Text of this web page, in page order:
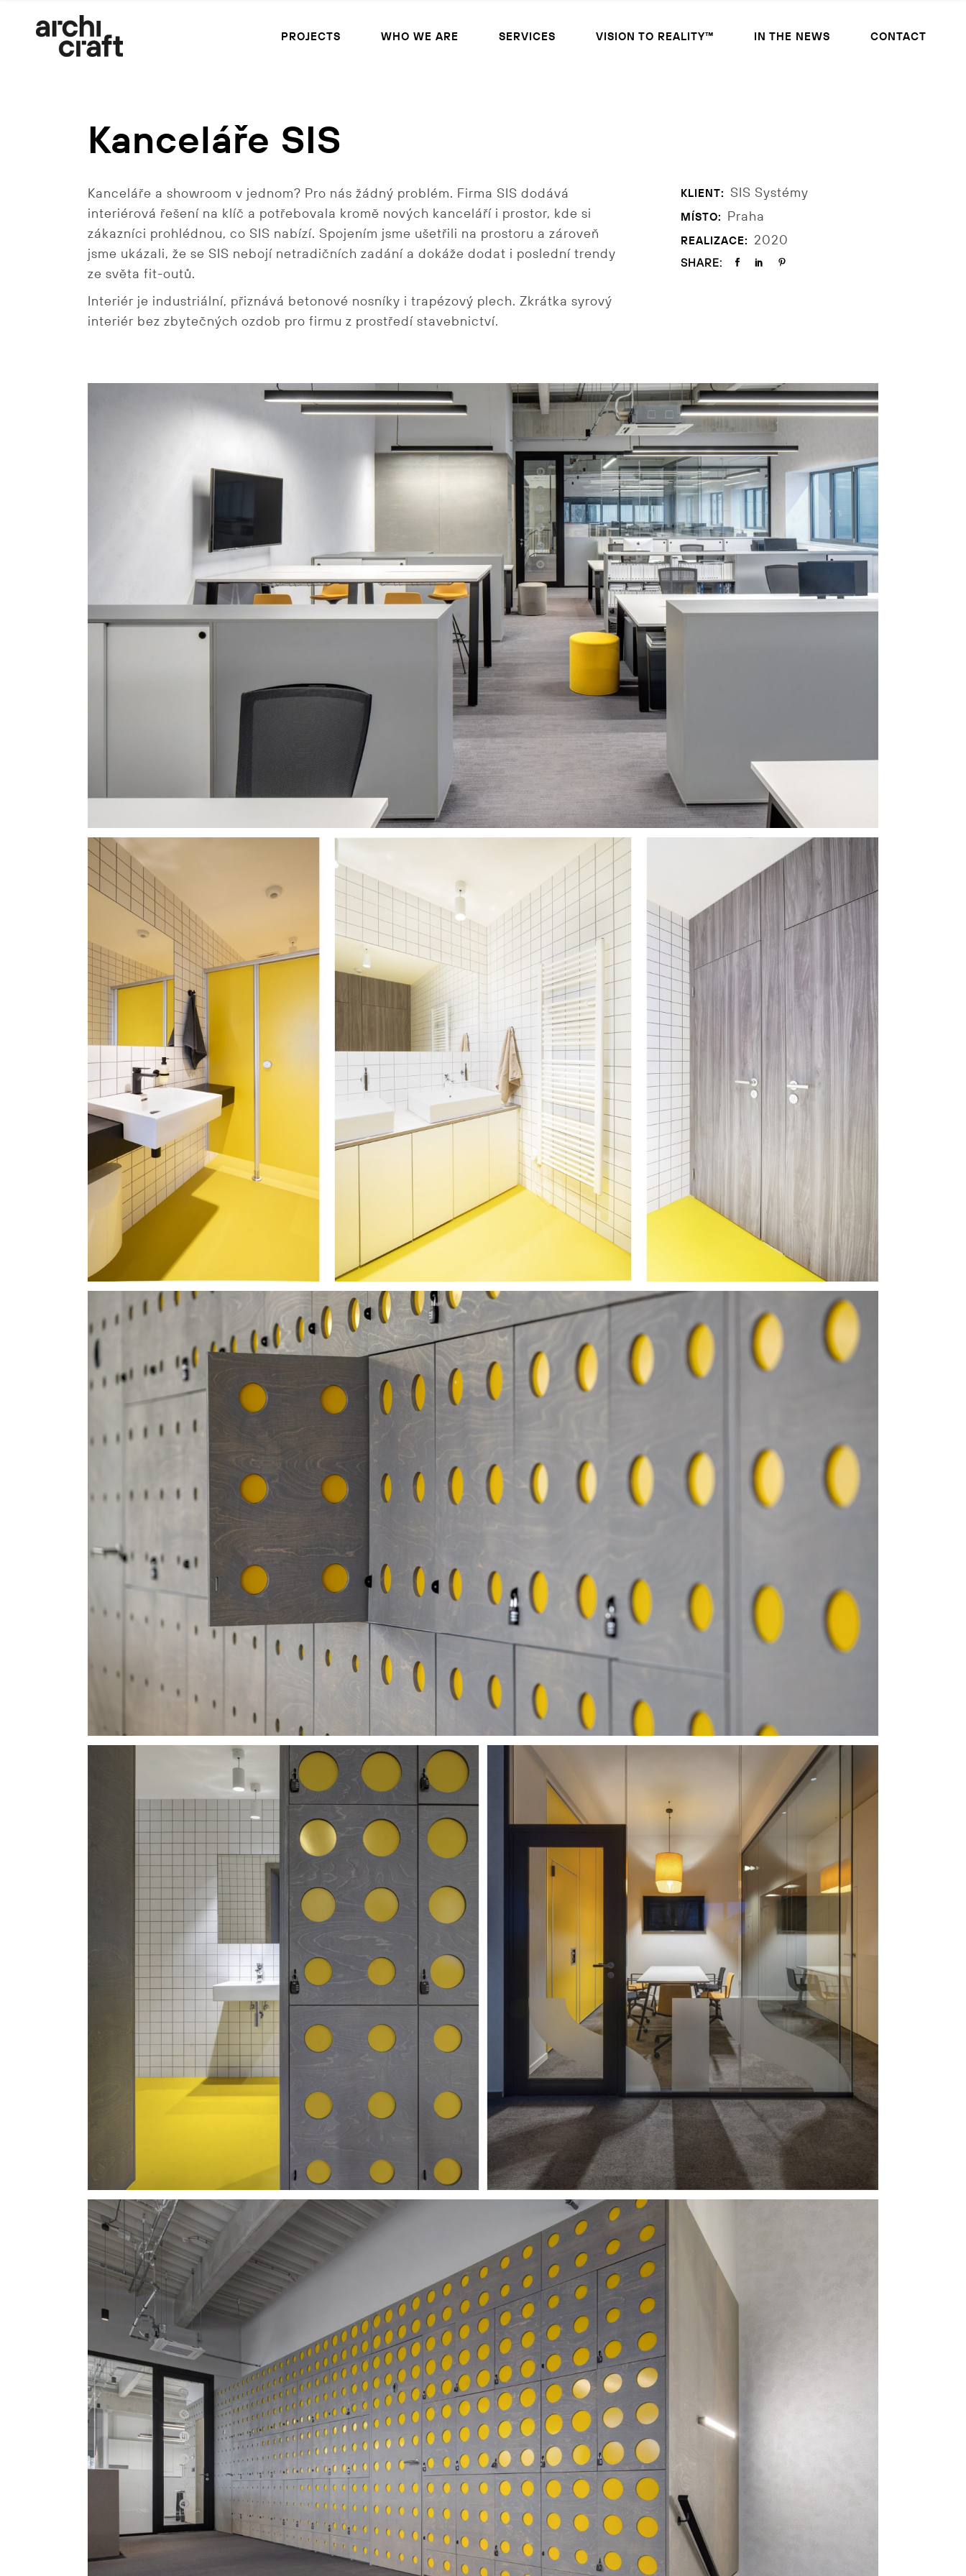
PROJECTS WHO WE ARE SERVICES VISION TO REALITY™ IN THE NEWS CONTACT
Kanceláře SIS
Kanceláře a showroom v jednom? Pro nás žádný problém. Firma SIS dodává
interiérová řešení na klíč a potřebovala kromě nových kanceláří i prostor, kde si
zákazníci prohlédnou, co SIS nabízí. Spojením jsme ušetřili na prostoru a zároveň
jsme ukázali, že se SIS nebojí netradičních zadání a dokáže dodat i poslední trendy
ze světa fit-outů.
Interiér je industriální, přiznává betonové nosníky i trapézový plech. Zkrátka syrový
interiér bez zbytečných ozdob pro firmu z prostředí stavebnictví.
KLIENT: SIS Systémy
MÍSTO: Praha
REALIZACE: 2020
SHARE: